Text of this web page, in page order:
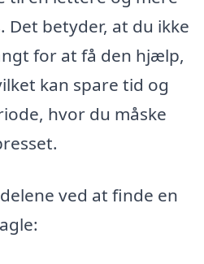
betyder, at du ikke
for at få den hjælp,
kan spare tid og
hvor du måske
ved at finde en